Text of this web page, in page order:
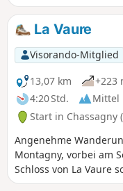
La Vaure
Visorando-Mitglied
13,07 km
+223
4:20 Std.
Mittel
Start in Chassagny
Angenehme
Montagny, vorbei am
Schloss von La Vaure
Fußgängerbrücke